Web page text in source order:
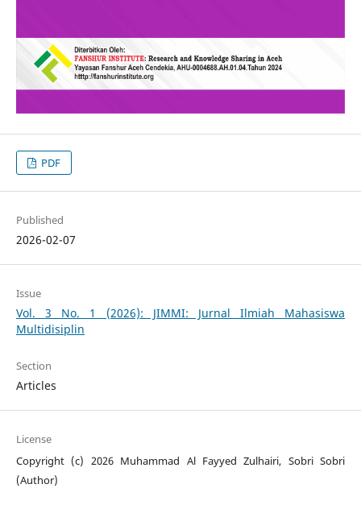
PDF
Published
2026-02-07
Issue
Vol. 3 No. 1 (2026): JIMMI: Jurnal Ilmiah Mahasiswa
Multidisiplin
Section
Articles
License
Copyright (c) 2026 Muhammad Al Fayyed Zulhairi, Sobri Sobri
(Author)